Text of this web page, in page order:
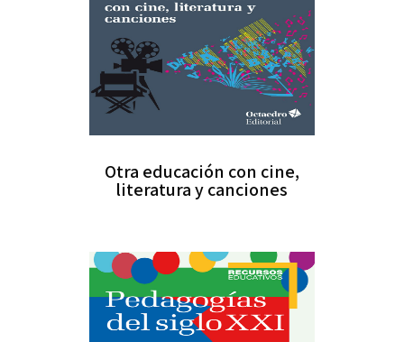
Otra educación con cine,
literatura y canciones